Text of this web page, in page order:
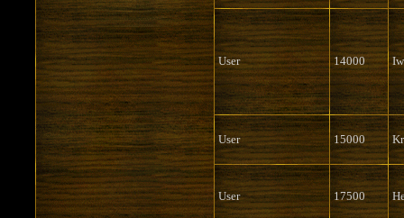
User 14000
User 15000
User 17500